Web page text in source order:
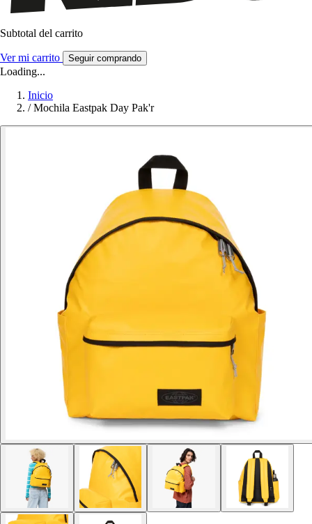
Subtotal del carrito
Ver mi carrito Seguir comprando
Loading...
Inicio
/ Mochila Eastpak Day Pak'r